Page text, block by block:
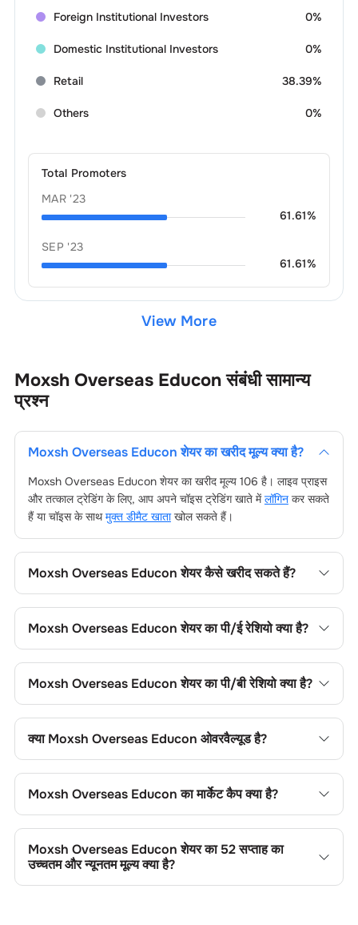
Foreign Institutional Investors 0%
Domestic Institutional Investors 0%
Retail 38.39%
Others 0%
Total Promoters
MAR '23
61.61%
SEP '23
61.61%
View More
Moxsh Overseas Educon संबंधी सामान्य
प्रश्न
Moxsh Overseas Educonशेयर का खरीद मूल्य क्या है?
Moxsh Overseas Educonशेयर का खरीद मूल्य 106 है। लाइव प्राइस
और तत्काल ट्रेडिंग के लिए, आप अपने चॉइस ट्रेडिंग खाते मेंलॉगिनकर सकते
हैं या चॉइस के साथमुक्त डीमैट खाताखोल सकते हैं।
Moxsh Overseas Educonशेयर कैसे खरीद सकते हैं?
खाते में लॉगिन करें, या चॉइस डीमैट खाता खोल, फिर फंड जोड़ें, कंपनी का नाम
खोजें, अपना ऑर्डर टाइप चुनें और ट्रेड प्लेस करें।
Moxsh Overseas Educonशेयर का पी/ई रेशियो क्या है?
43.73
है। आप सापेक्ष मूल्यांकन के लिए इसकी तुलना सेक्टर के औसत से कर
सकते हैं।
Moxsh Overseas Educonशेयर का पी/बी रेशियो क्या है?
6.33है। यह शेयर के मूल्य की तुलना उसकी बुक वैल्यू से करने में उपयोगी है।
क्याMoxsh Overseas Educon ओवरवैल्यूड है?
4.29
है। यह शेयर के मूल्य की तुलना उसकी बुक वैल्यू से करने में उपयोगी है।
Moxsh Overseas Educonका मार्केट कैप क्या है?
के आकार की श्रेणी और ट्रेडिंग लिक्विडिटी को दर्शाता है।
Moxsh Overseas Educonशेयर का 52 सप्ताह का
उच्चतम और न्यूनतम मूल्य क्या है?